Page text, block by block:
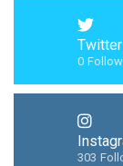
Twitter
0
303